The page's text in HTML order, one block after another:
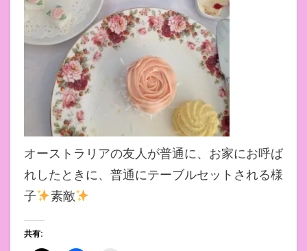
オーストラリアの友人が普通に、お家にお呼ば
れしたときに、普通にテーブルセットされる様
子
素敵
共有: